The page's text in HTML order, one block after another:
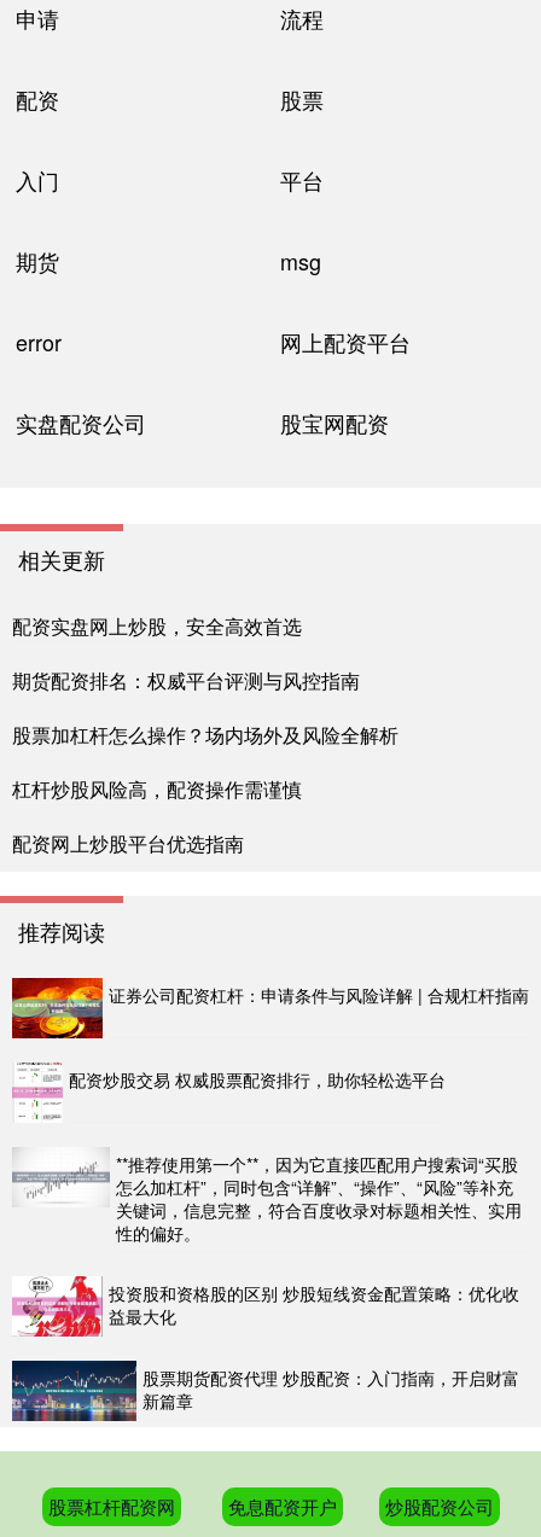
申请 流程
配资 股票
入门 平台
期货 msg
error 网上配资平台
实盘配资公司 股宝网配资
相关更新
配资实盘网上炒股，安全高效首选
期货配资排名：权威平台评测与风控指南
股票加杠杆怎么操作？场内场外及风险全解析
杠杆炒股风险高，配资操作需谨慎
配资网上炒股平台优选指南
推荐阅读
证券公司配资杠杆：申请条件与风险详解 | 合规杠杆指南
配资炒股交易 权威股票配资排行，助你轻松选平台
**推荐使用第一个**，因为它直接匹配用户搜索词“买股
怎么加杠杆”，同时包含“详解”、“操作”、“风险”等补充
关键词，信息完整，符合百度收录对标题相关性、实用
性的偏好。
投资股和资格股的区别 炒股短线资金配置策略：优化收
益最大化
股票期货配资代理 炒股配资：入门指南，开启财富
新篇章
股票杠杆配资网 免息配资开户 炒股配资公司